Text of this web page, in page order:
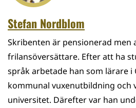
Stefan Nordblom
Skribenten är pensionerad men
frilansöversättare. Efter att ha
språk arbetade han som lärare i
kommunal vuxenutbildning och
universitet. Därefter var han